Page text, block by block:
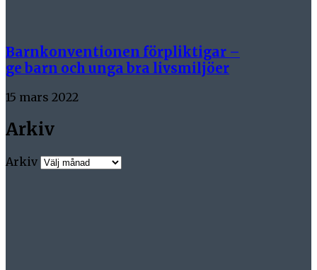
Barnkonventionen förpliktigar –
ge barn och unga bra livsmiljöer
15 mars 2022
Arkiv
Arkiv